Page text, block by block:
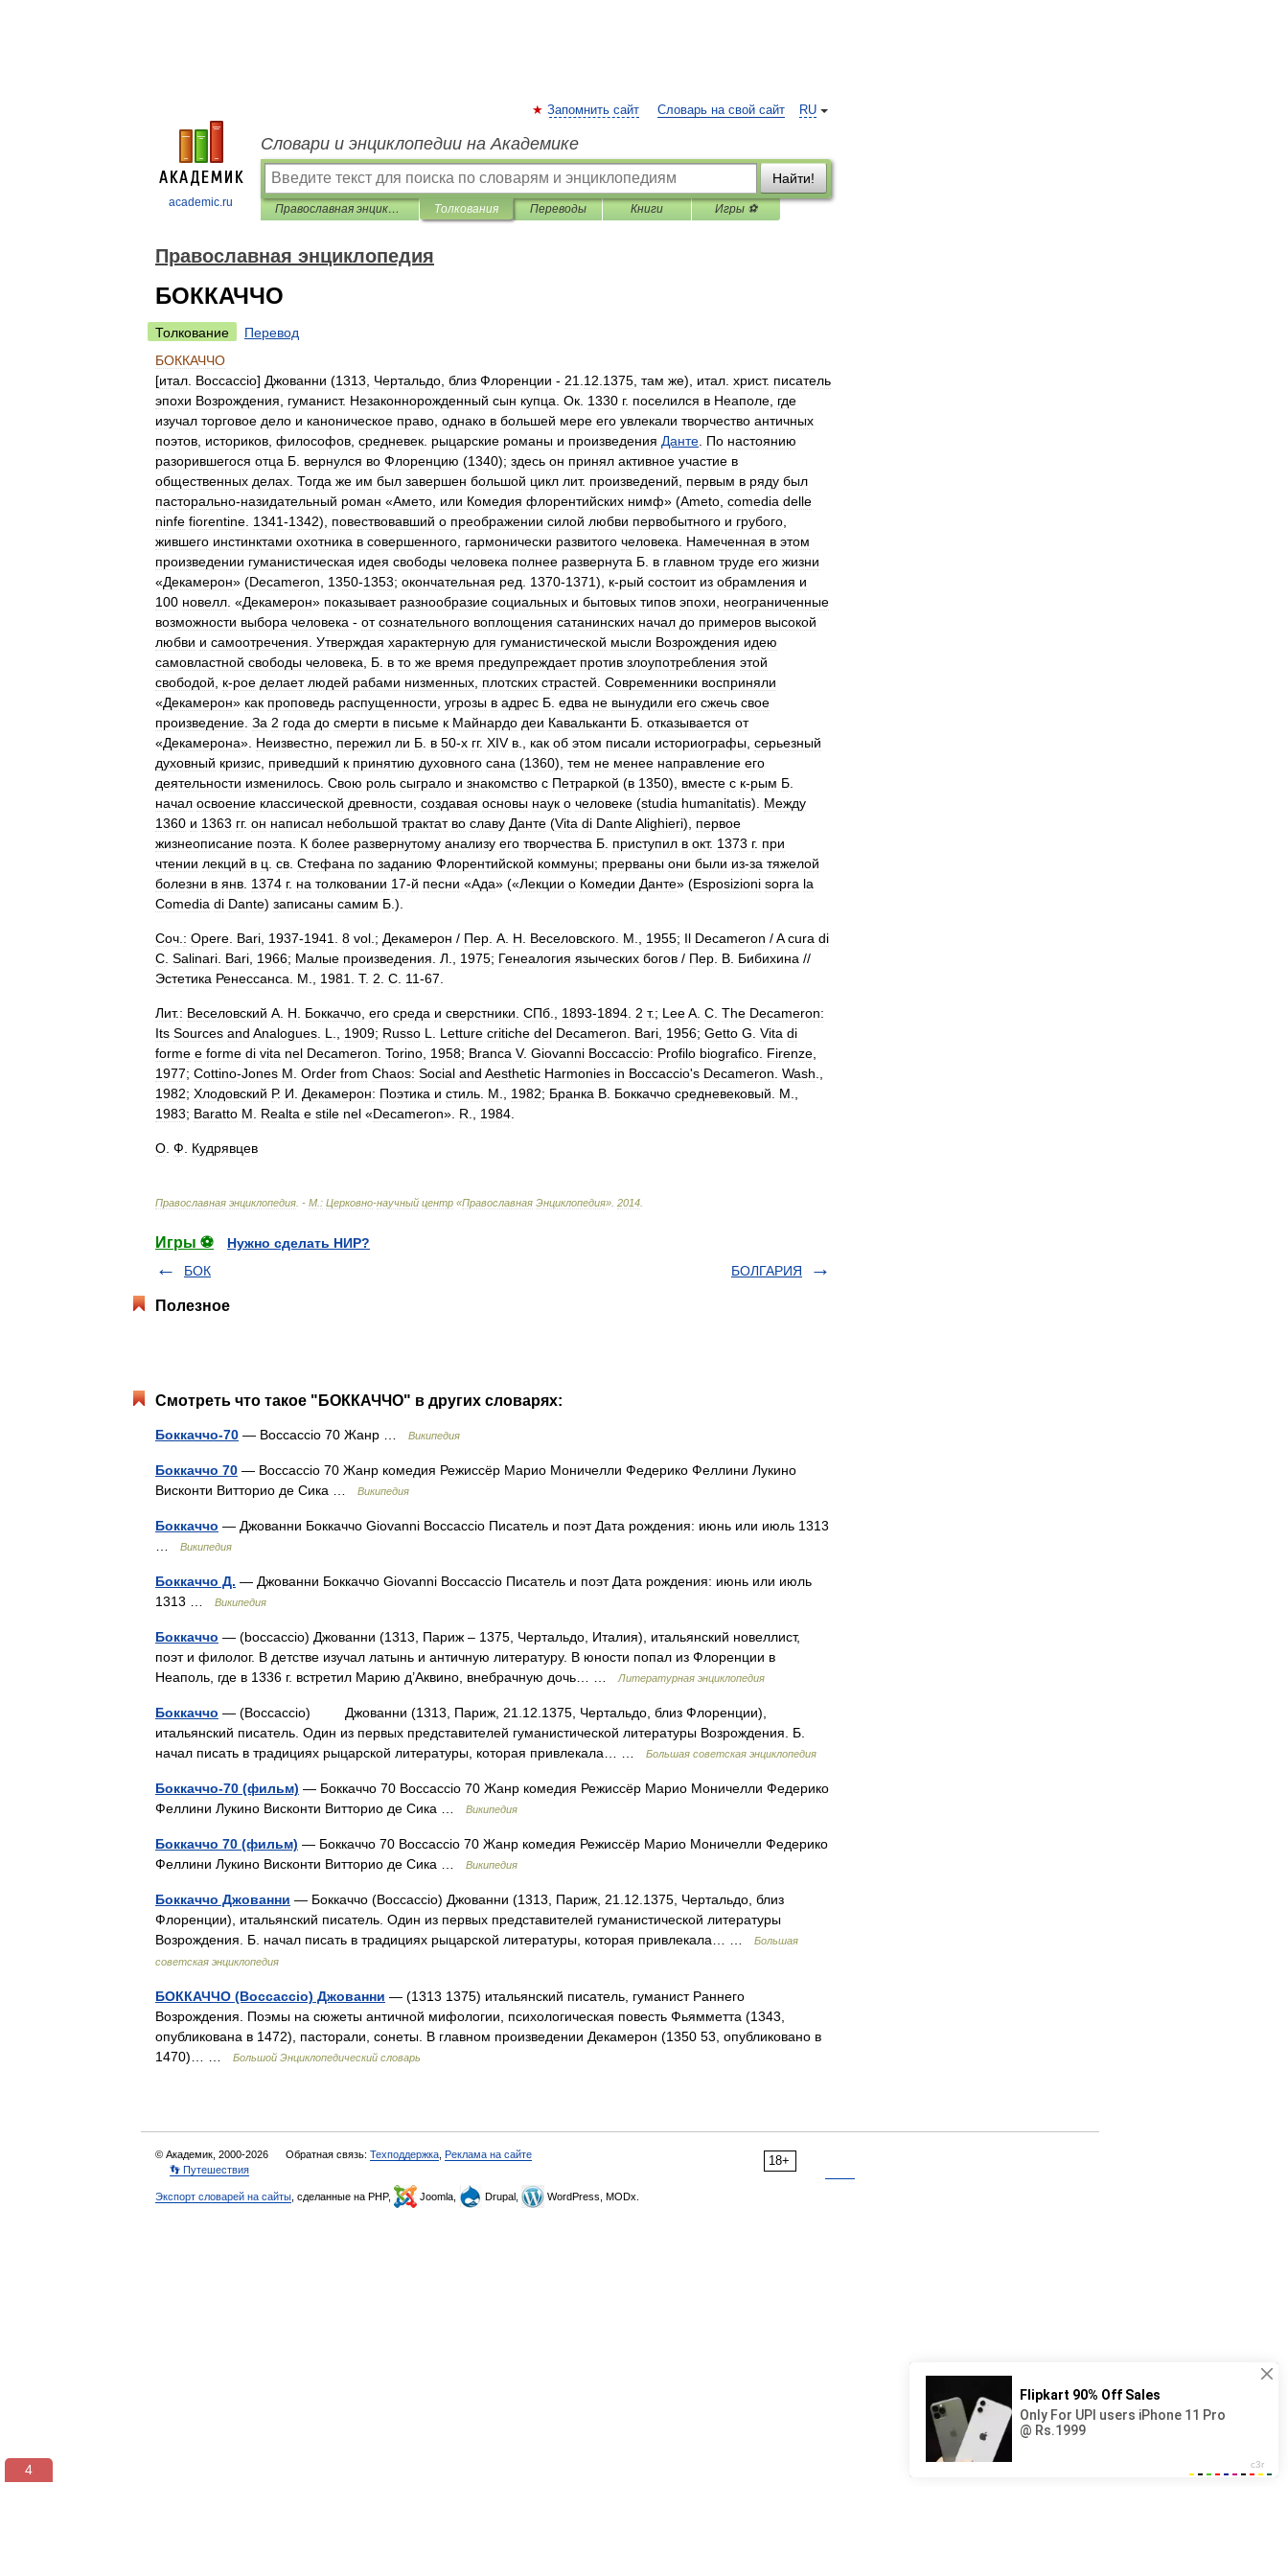
academic.ru
RU
Запомнить сайт Словарь на свой сайт
Словари и энциклопедии на Академике
Найти!
Православная энциклопедия Толкования Переводы Книги Игры ⚽
Православная энциклопедия
БОККАЧЧО
Толкование
Перевод
БОККАЧЧО
[итал Boccaccio] Джованни (1313 Чертальдо близ Флоренции - 21 12 1375 там же), итал христ. писатель
эпохи Возрождения гуманист. Незаконнорожденный сын купца Ок 1330 г. поселился в Неаполе где
изучал торговое дело и каноническое право однако в большей мере его увлекали творчество античных
поэтов историков философов средневек рыцарские романы и произведения Данте По настоянию
разорившегося отца Б вернулся во Флоренцию (1340); здесь он принял активное участие в
общественных делах Тогда же им был завершен большой цикл лит. произведений первым в ряду был
пасторально-назидательный роман «Амето или Комедия флорентийских нимф» (Ameto comedia delle
ninfe fiorentine 1341-1342), повествовавший о преображении силой любви первобытного и грубого
жившего инстинктами охотника в совершенного гармонически развитого человека Намеченная в этом
произведении гуманистическая идея свободы человека полнее развернута Б в главном труде его жизни
«Декамерон» (Decameron 1350-1353; окончательная ред 1370-1371), к-рый состоит из обрамления и
100 новелл . «Декамерон» показывает разнообразие социальных и бытовых типов эпохи
неограниченные
возможности выбора человека - от сознательного воплощения сатанинских начал до примеров высокой
любви и самоотречения Утверждая характерную для гуманистической мысли Возрождения идею
самовластной свободы человека Б в то же время предупреждает против злоупотребления этой
свободой
к-рое делает людей рабами низменных плотских страстей Современники восприняли
«Декамерон» как проповедь распущенности угрозы в адрес Б едва не вынудили его сжечь свое
произведение За 2 года до смерти в письме к Майнардо деи Кавальканти Б отказывается от
«Декамерона». Неизвестно пережил ли Б в 50-х гг. XIV в как об этом писали историографы серьезный
духовный кризис приведший к принятию духовного сана (1360), тем не менее направление его
деятельности изменилось Свою роль сыграло и знакомство с Петраркой (в 1350), вместе с к-рым Б
начал освоение классической древности создавая основы наук о человеке (studia humanitatis). Между
1360 и 1363 гг. он написал небольшой трактат во славу Данте (Vita di DanteAlighieri), первое
жизнеописание поэта К более развернутому анализу его творчества Б приступил в окт. 1373 г. при
чтении лекций в ц св Стефана по заданию Флорентийской коммуны; прерваны они были из-за тяжелой
болезни в янв 1374 г. на толковании 17-й песни «Ада» («Лекции о Комедии Данте» (Esposizioni sopra la
Comedia di Dante) записаны самим Б .).
Соч : Opere Bari 1937-1941 8 vol .; Декамерон / Пер А Н Веселовского М 1955; Il Decameron /A cura di
C Salinari Bari 1966; Малые произведения Л 1975; Генеалогия языческих богов / Пер В Бибихина //
Эстетика Ренессанса М 1981 Т. 2 С 11-67
Лит.: Веселовский А Н Боккаччо его среда и сверстники СПб 1893-1894 2 т.; LeeA C The Decameron:
Its Sources and Analogues L 1909; Russo L Letture critiche del Decameron Bari 1956; Getto G Vita di
forme e forme di vita nel Decameron Torino 1958; Branca V. Giovanni Boccaccio: Profilo biografico Firenze
1977; Cottino-Jones M Order from Chaos: Social and Aesthetic Harmonies in Boccaccio's Decameron Wash
1982; Хлодовский Р. И Декамерон: Поэтика и стиль М 1982; Бранка В Боккаччо средневековый М
1983; Baratto M Realtа e stile nel «Decameron». R 1984
О Ф Кудрявцев
Православная энциклопедия . - М : Церковно-научный центр «Православная Энциклопедия» 2014
Игры ⚽
Нужно сделать НИР?
БОК
БОЛГАРИЯ
Полезное
Смотреть что такое "БОККАЧЧО" в других словарях:
Боккаччо-70 — Boccaccio 70 Жанр … Википедия
Боккаччо 70 — Boccaccio 70 Жанр комедия Режиссёр Марио Моничелли Федерико Феллини Лукино
Висконти Витторио де Сика …
Википедия
Боккаччо — Джованни Боккаччо Giovanni Boccaccio Писатель и поэт Дата рождения: июнь или июль 1313
Википедия
Боккаччо Д. — Джованни Боккаччо Giovanni Boccaccio Писатель и поэт Дата рождения: июнь или июль
1313 …
Википедия
Боккаччо — (boccaccio) Джованни (1313, Париж – 1375, Чертальдо, Италия), итальянский новеллист,
поэт и филолог. В детстве изучал латынь и античную литературу. В юности попал из Флоренции в
Неаполь, где в 1336 г. встретил Марию д’Аквино, внебрачную дочь… …
Литературная энциклопедия
Боккаччо — (Boccaccio) Джованни (1313, Париж, 21.12.1375, Чертальдо, близ Флоренции),
итальянский писатель. Один из первых представителей гуманистической литературы Возрождения. Б.
начал писать в традициях рыцарской литературы, которая привлекала… …
Большая советская энциклопедия
Боккаччо-70 (фильм) — Боккаччо 70 Boccaccio 70 Жанр комедия Режиссёр Марио Моничелли Федерико
Феллини Лукино Висконти Витторио де Сика …
Википедия
Боккаччо 70 (фильм) — Боккаччо 70 Boccaccio 70 Жанр комедия Режиссёр Марио Моничелли Федерико
Феллини Лукино Висконти Витторио де Сика …
Википедия
Боккаччо Джованни — Боккаччо (Boccaccio) Джованни (1313, Париж, 21.12.1375, Чертальдо, близ
Флоренции), итальянский писатель. Один из первых представителей гуманистической литературы
Возрождения. Б. начал писать в традициях рыцарской литературы, которая привлекала… …
Большая
советская энциклопедия
БОККАЧЧО (Boccaccio) Джованни — (1313 1375) итальянский писатель, гуманист Раннего
Возрождения. Поэмы на сюжеты античной мифологии, психологическая повесть Фьямметта (1343,
опубликована в 1472), пасторали, сонеты. В главном произведении Декамерон (1350 53, опубликовано в
1470)… …
Большой Энциклопедический словарь
18+
© Академик, 2000-2026 Обратная связь: Техподдержка Реклама на сайте
👣 Путешествия
Экспорт словарей на сайты , сделанные на PHP, Joomla, Drupal, WordPress, MODx.
4